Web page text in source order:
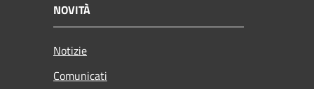
NOVITÀ
Notizie
Comunicati